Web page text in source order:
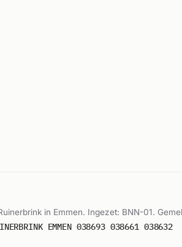
in Emmen. Ingezet: BNN-01.
EMMEN 038693 038661 038632